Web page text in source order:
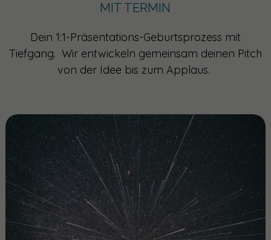
MIT TERMIN
Dein 1:1-Präsentations-Geburtsprozess mit
Tiefgang. Wir entwickeln gemeinsam deinen Pitch
von der Idee bis zum Applaus.